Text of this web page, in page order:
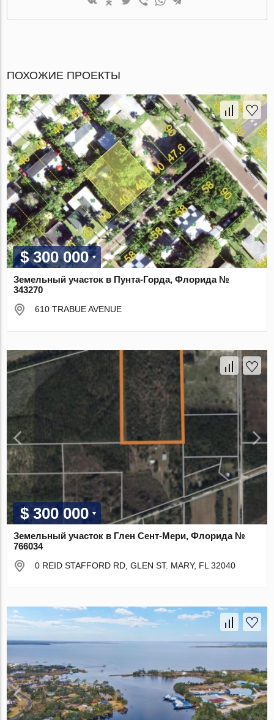
ПОХОЖИЕ ПРОЕКТЫ
$ 300 000
Земельный участок в Пунта-Горда, Флорида №
343270
610 TRABUE AVENUE
$ 300 000
Земельный участок в Глен Сент-Мери, Флорида №
766034
0 REID STAFFORD RD, GLEN ST. MARY, FL 32040